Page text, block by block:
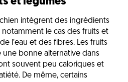
intègrent des ingrédients
notamment le cas des fruits et
l’eau et des fibres. Les fruits
bonne alternative dans
souvent peu caloriques et
De même, certains